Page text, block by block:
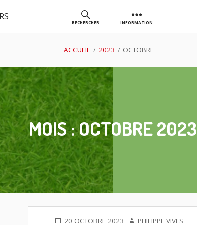
RECHERCHER INFORMATION
AS GOLF
ACCUEIL 2023 OCTOBRE
MOIS :OCTOBRE 2023
PUBLIÉ20 OCTOBRE 2023 AUTEUR
PHILIPPE VIVES